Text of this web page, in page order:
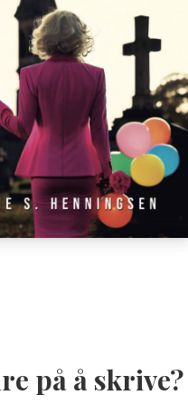
på å skrive?